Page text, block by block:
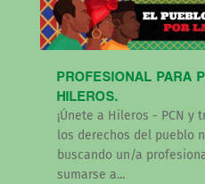
PROFESIONAL PARA
HILEROS.
¡Únete a Hileros - PCN
los derechos del pueblo
buscando un/a
sumarse a...